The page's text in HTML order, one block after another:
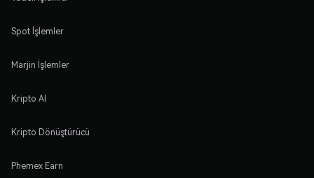
Spot İşlemler
Marjin İşlemler
Kripto Al
Kripto Dönüştürücü
Phemex Earn